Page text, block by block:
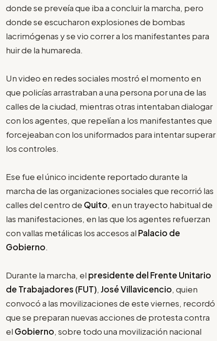
donde se preveía que iba a concluir la marcha, pero
donde se escucharon explosiones de bombas
lacrimógenas y se vio correr a los manifestantes para
huir de la humareda.
Un video en redes sociales mostró el momento en
que policías arrastraban a una persona por una de las
calles de la ciudad, mientras otras intentaban dialogar
con los agentes, que repelían a los manifestantes que
forcejeaban con los uniformados para intentar superar
los controles.
Ese fue el único incidente reportado durante la
marcha de las organizaciones sociales que recorrió las
calles del centro de Quito, en un trayecto habitual de
las manifestaciones, en las que los agentes refuerzan
con vallas metálicas los accesos al Palacio de
Gobierno.
Durante la marcha, el presidente del Frente Unitario
de Trabajadores (FUT), José Villavicencio, quien
convocó a las movilizaciones de este viernes, recordó
que se preparan nuevas acciones de protesta contra
el Gobierno, sobre todo una movilización nacional